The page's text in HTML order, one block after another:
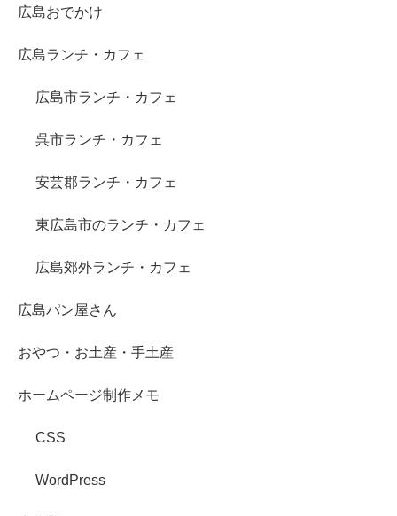
広島おでかけ
広島ランチ・カフェ
広島市ランチ・カフェ
呉市ランチ・カフェ
安芸郡ランチ・カフェ
東広島市のランチ・カフェ
広島郊外ランチ・カフェ
広島パン屋さん
おやつ・お土産・手土産
ホームページ制作メモ
CSS
WordPress